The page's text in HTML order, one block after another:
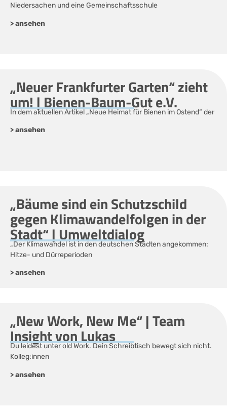
Niedersachen und eine Gemeinschaftsschule
> ansehen
„Neuer Frankfurter Garten“ zieht
um! | Bienen-Baum-Gut e.V.
In dem aktuellen Artikel „Neue Heimat für Bienen im Ostend“ der
> ansehen
„Bäume sind ein Schutzschild
gegen Klimawandelfolgen in der
Stadt“ | Umweltdialog
„Der Klimawandel ist in den deutschen Städten angekommen:
Hitze- und Dürreperioden
> ansehen
„New Work, New Me“ | Team
Insight von Lukas
Du leidest unter old Work. Dein Schreibtisch bewegt sich nicht.
Kolleg:innen
> ansehen